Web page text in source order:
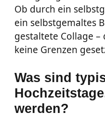
Ob durch ein
ein selbstgemaltes
gestaltete Collage
keine Grenzen
Was sind
werden?